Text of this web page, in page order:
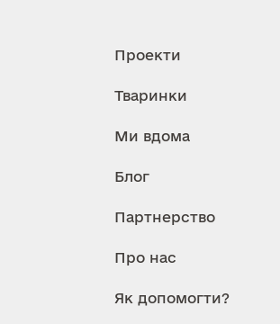
Проекти
Тваринки
Ми вдома
Блог
Партнерство
Про нас
Як допомогти?